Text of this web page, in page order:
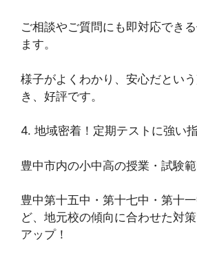
ご相談やご質問にも即対応でき
ます。
様子がよくわかり、安心だとい
き、好評です。
4. 地域密着！定期テストに強い
豊中市内の小中高の授業・試験範
豊中第十五中・第十七中・第十
ど、地元校の傾向に合わせた対
アップ！